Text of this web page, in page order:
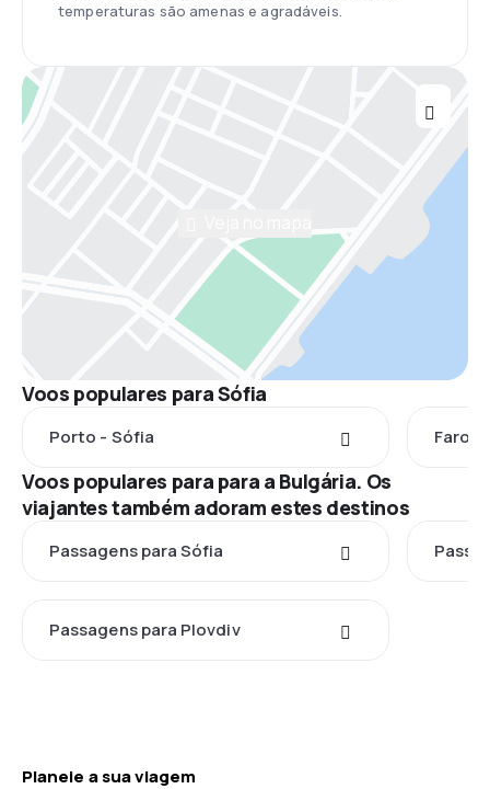
temperaturas são amenas e agradáveis.
Voos populares para Sófia
Porto - Sófia Faro -
Voos populares para para a Bulgária. Os
viajantes também adoram estes destinos
Passagens para Sófia
Passagens para Plovdiv
Planeie a sua viagem